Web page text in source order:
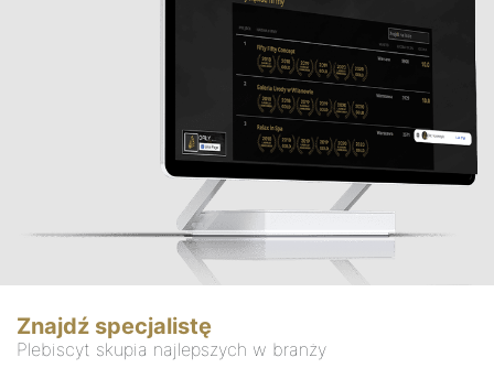
Znajdź specjalistę
Plebiscyt skupia najlepszych w branży